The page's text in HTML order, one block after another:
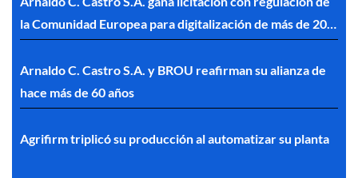
la Comunidad Europea para digitalización de más de 200
Arnaldo C. Castro S.A. y BROU reafirman su alianza de
hace más de 60 años
Agrifirm triplicó su producción al automatizar su planta